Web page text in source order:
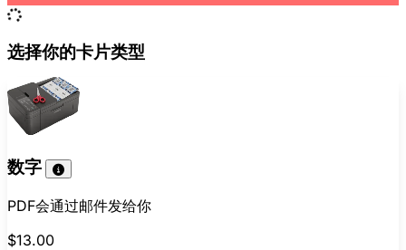
选择你的卡片类型
数字
PDF会通过邮件发给你
$13.00